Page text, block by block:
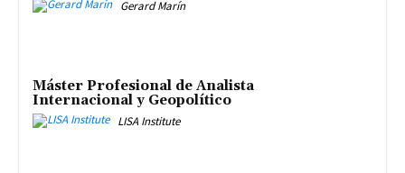
Gerard Marín
Máster Profesional de Analista
Internacional y Geopolítico
LISA Institute